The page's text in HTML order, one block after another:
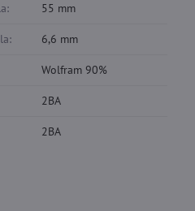
55 mm
6,6 mm
Wolfram 90%
2BA
2BA